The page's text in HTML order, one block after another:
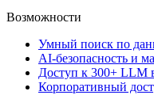
Возможности
Умный поиск по
AI-безопасность и
Доступ к 300+ LLM
Корпоративный